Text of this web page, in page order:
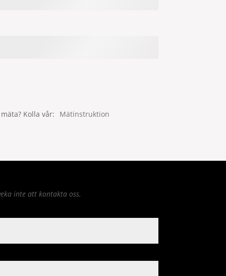
Kolla vår Mätinstruktion
inte att kontakta oss.